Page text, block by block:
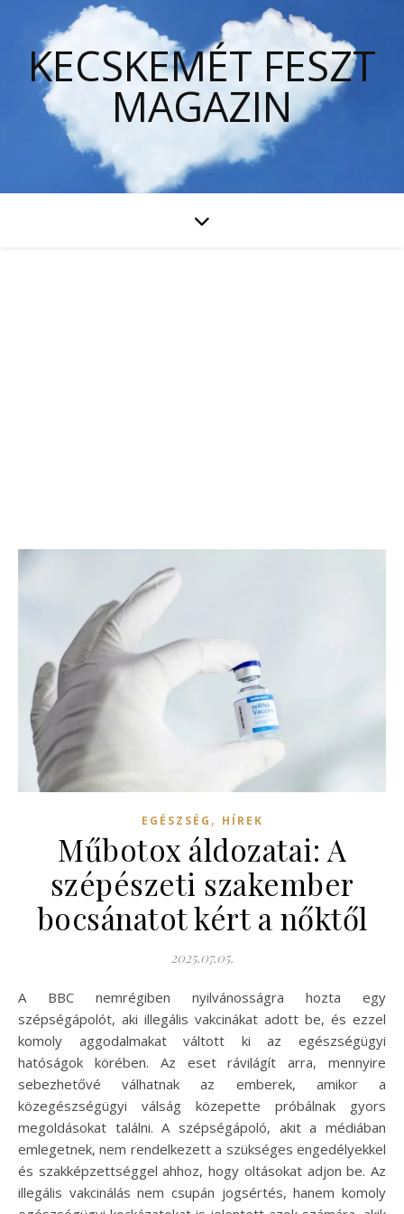
KECSKEMÉT FESZT
MAGAZIN
EGÉSZSÉG , HÍREK
Műbotox áldozatai: A
szépészeti szakember
bocsánatot kért a nőktől
2025.07.05.
A BBC nemrégiben nyilvánosságra hozta egy
szépségápolót, aki illegális vakcinákat adott be, és ezzel
komoly aggodalmakat váltott ki az egészségügyi
hatóságok körében. Az eset rávilágít arra, mennyire
sebezhetővé válhatnak az emberek, amikor a
közegészségügyi válság közepette próbálnak gyors
megoldásokat találni. A szépségápoló, akit a médiában
emlegetnek, nem rendelkezett a szükséges engedélyekkel
és szakképzettséggel ahhoz, hogy oltásokat adjon be. Az
illegális vakcinálás nem csupán jogsértés, hanem komoly